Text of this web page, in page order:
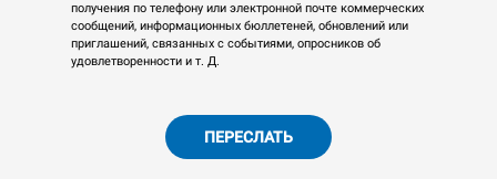
получения по телефону или электронной почте коммерческих
сообщений, информационных бюллетеней, обновлений или
приглашений, связанных с событиями, опросников об
удовлетворенности и т. Д.
ПЕРЕСЛАТЬ